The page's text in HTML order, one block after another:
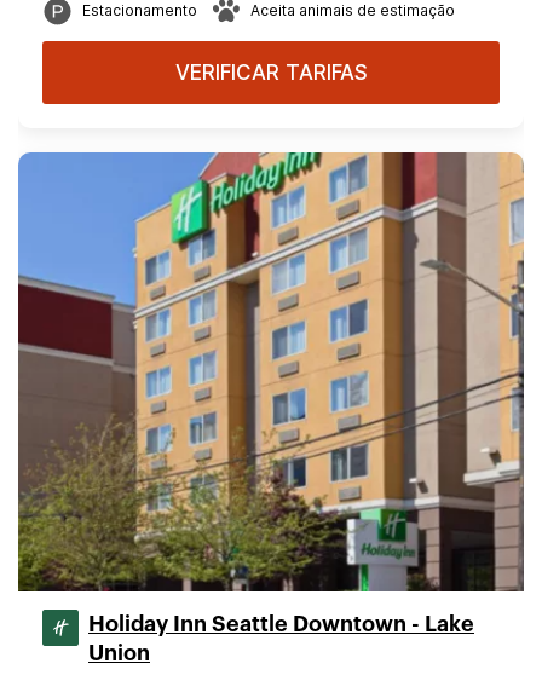
Estacionamento Aceita animais de estimação
VERIFICAR TARIFAS
Holiday Inn Seattle Downtown - Lake
Union